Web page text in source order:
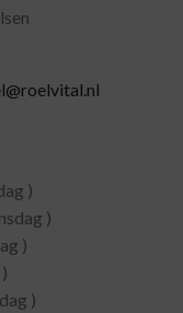
)
)
)
)